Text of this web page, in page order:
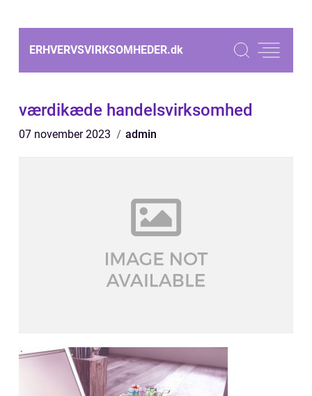
ERHVERVSVIRKSOMHEDER.dk
værdikæde handelsvirksomhed
07 november 2023 admin